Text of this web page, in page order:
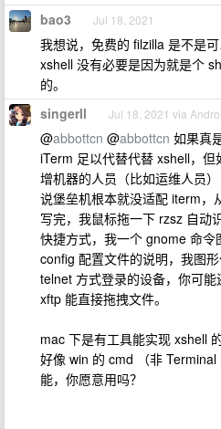
bao3 Jul 18, 2021
我想说，免费的 filzilla 是不是可
xshell 没有必要是因为就是个
的。
singerll Jul 18, 2021 via
@abbottcn @abbottcn 如果真
iTerm 足以代替代替 xshell，
增机器的人员（比如运维人员
说堡垒机根本就没适配 iterm，
写完，我鼠标拖一下 rzsz 自动
快捷方式，我一个 gnome 命
config 配置文件的说明，我图
telnet 方式登录的设备，你可
xftp 能直接拖拽文件。
mac 下是有工具能实现 xshell
好像 win 的 cmd （非
能，你愿意用吗？